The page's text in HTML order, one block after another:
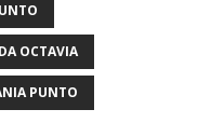
OCTAVIA
PUNTO